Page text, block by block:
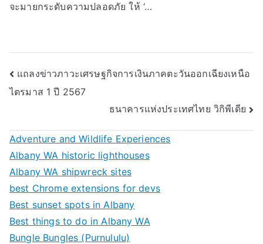
จะมายกระดับความปลอดภัย ให้ ‘…
Post
navigation
แถลงข่าวภาวะเศรษฐกิจการเงินภาคตะวันออกเฉียงเหนือ
ไตรมาส 1 ปี 2567
ธนาคารแห่งประเทศไทย วิกิพีเดีย
Adventure and Wildlife Experiences
Albany WA historic lighthouses
Albany WA shipwreck sites
best Chrome extensions for devs
Best sunset spots in Albany
Best things to do in Albany WA
Bungle Bungles (Purnululu)